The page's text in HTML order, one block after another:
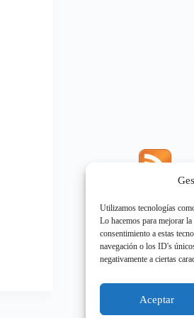
Utilizamos tecnologías
Lo hacemos para mejorar
consentimiento a estas
navegación o los ID's
negativamente a ciertas
Aceptar
Error de
"404"